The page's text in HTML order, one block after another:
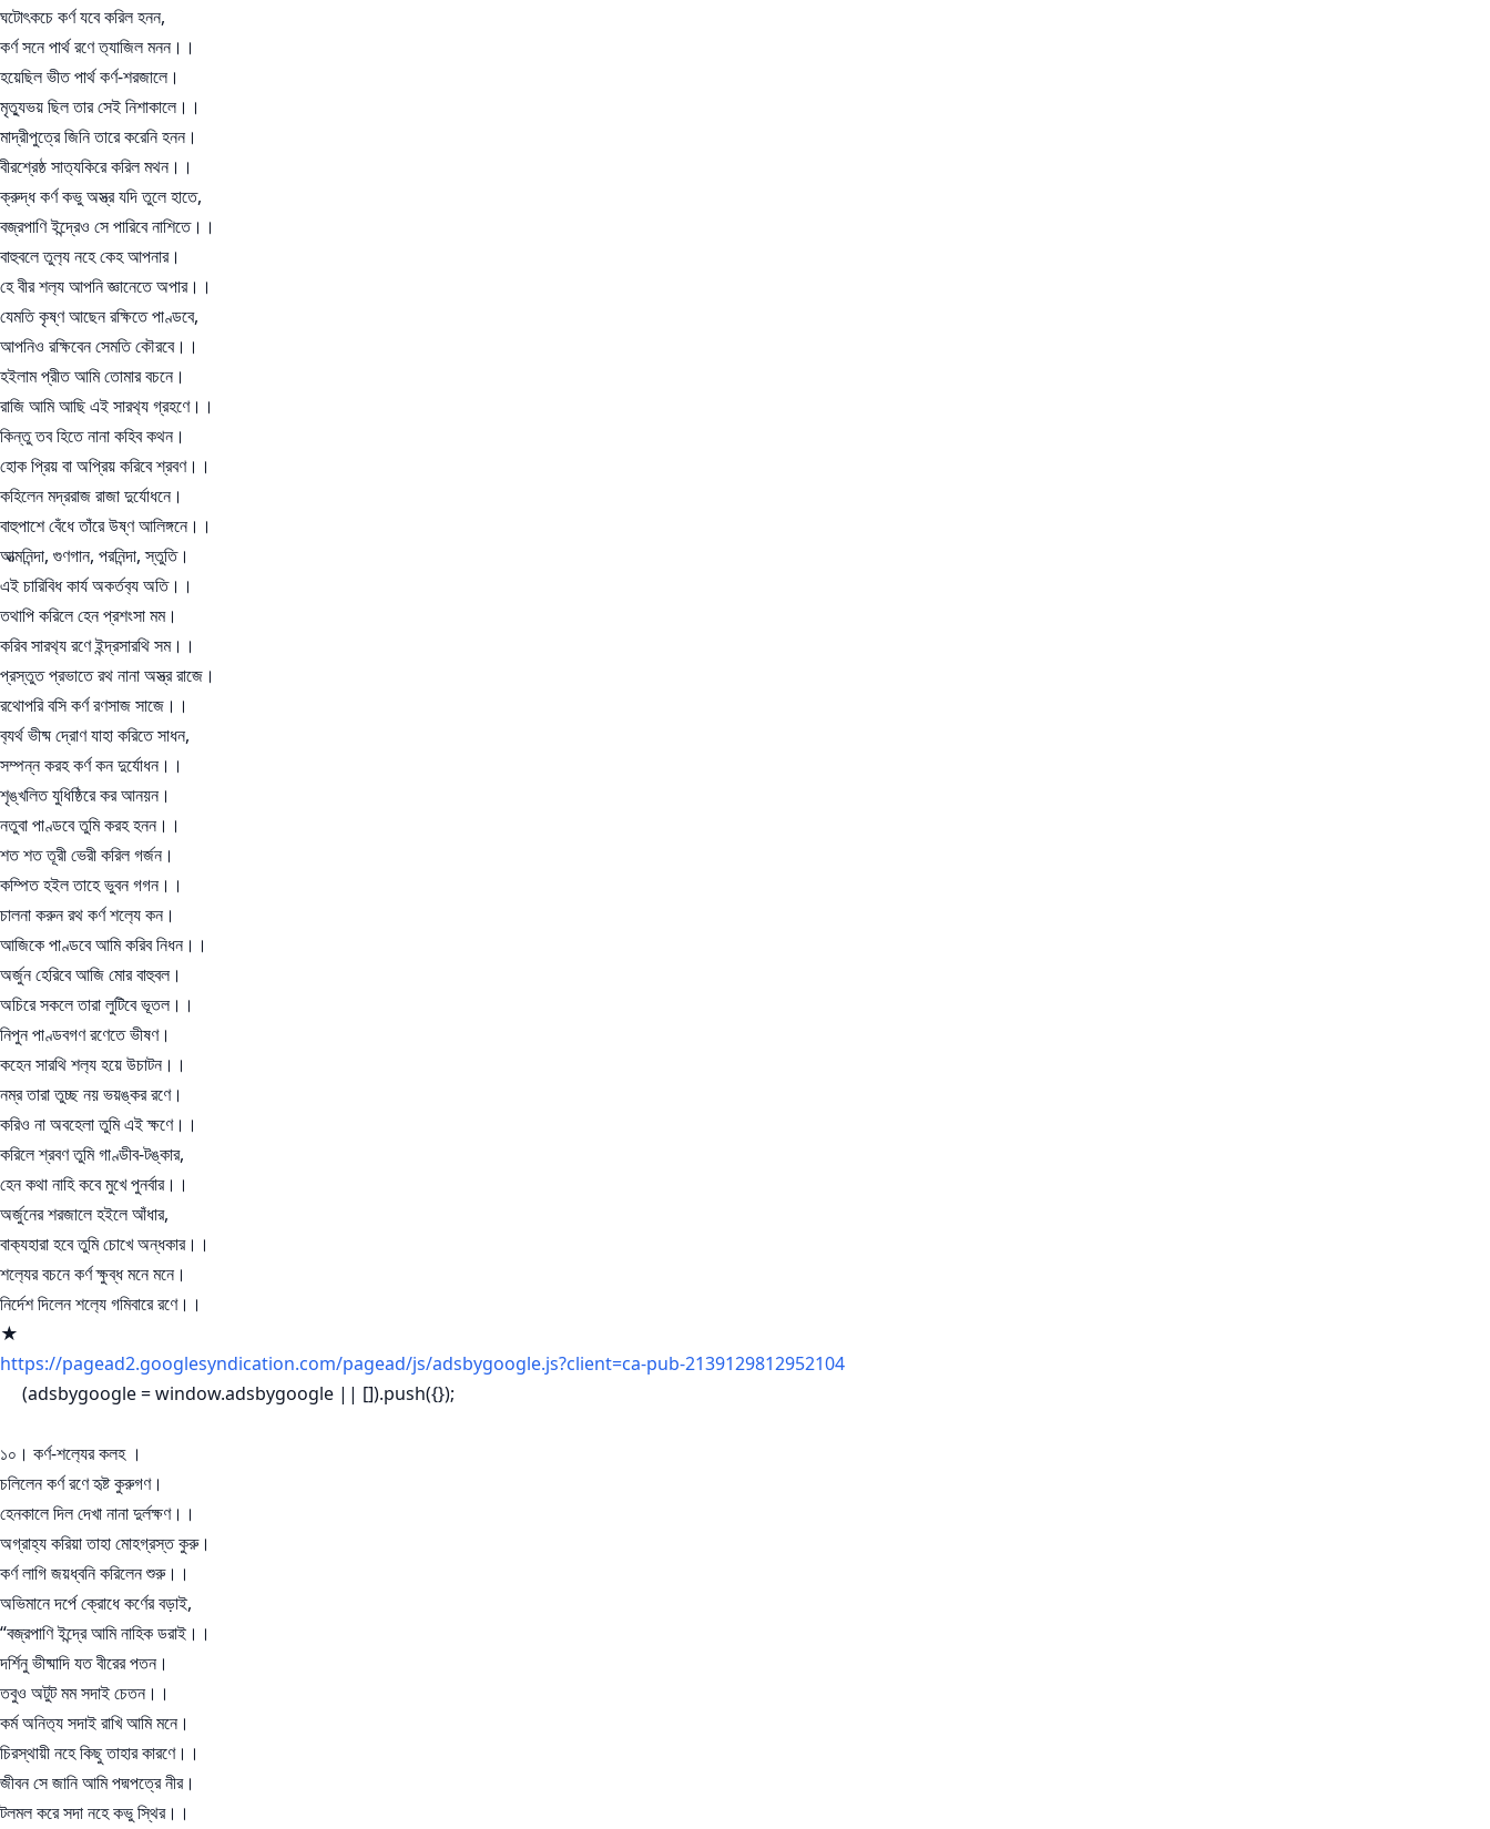
ঘটোৎকচে কর্ণ যবে করিল হনন,
কর্ণ সনে পার্থ রণে ত‍্যাজিল মনন।।
হয়েছিল ভীত পার্থ কর্ণ-শরজালে।
মৃত্যুভয় ছিল তার সেই নিশাকালে।।
মাদ্রীপুত্রে জিনি তারে করেনি হনন।
বীরশ্রেষ্ঠ সাত‍্যকিরে করিল মথন।।
ক্রুদ্ধ কর্ণ কভু অস্ত্র যদি তুলে হাতে,
বজ্রপাণি ইন্দ্রেও সে পারিবে নাশিতে।।
বাহুবলে তুল‍্য নহে কেহ আপনার।
হে বীর শল‍্য আপনি জ্ঞানেতে অপার।।
যেমতি কৃষ্ণ আছেন রক্ষিতে পাণ্ডবে,
আপনিও রক্ষিবেন সেমতি কৌরবে।।
হইলাম প্রীত আমি তোমার বচনে।
রাজি আমি আছি এই সারথ‍্য গ্রহণে।।
কিন্তু তব হিতে নানা কহিব কথন।
হোক প্রিয় বা অপ্রিয় করিবে শ্রবণ।।
কহিলেন মদ্ররাজ রাজা দুর্যোধনে।
বাহুপাশে বেঁধে তাঁরে উষ্ণ আলিঙ্গনে।।
আত্মনিন্দা, গুণগান, পরনিন্দা, স্তুতি।
এই চারিবিধ কার্য অকর্তব‍্য অতি।।
তথাপি করিলে হেন প্রশংসা মম।
করিব সারথ‍্য রণে ইন্দ্রসারথি সম।।
প্রস্তুত প্রভাতে রথ নানা অস্ত্র রাজে।
রথোপরি বসি কর্ণ রণসাজ সাজে।।
ব‍্যর্থ ভীষ্ম দ্রোণ যাহা করিতে সাধন,
সম্পন্ন করহ কর্ণ কন দুর্যোধন।।
শৃঙ্খলিত যুধিষ্ঠিরে কর আনয়ন।
নতুবা পাণ্ডবে তুমি করহ হনন।।
শত শত তূরী ভেরী করিল গর্জন।
কম্পিত হইল তাহে ভুবন গগন।।
চালনা করুন রথ কর্ণ শল‍্যে কন।
আজিকে পাণ্ডবে আমি করিব নিধন।।
অর্জুন হেরিবে আজি মোর বাহুবল।
অচিরে সকলে তারা লুটিবে ভূতল।।
নিপুন পাণ্ডবগণ রণেতে ভীষণ।
কহেন সারথি শল‍্য হয়ে উচাটন।।
নম্র তারা তুচ্ছ নয় ভয়ঙ্কর রণে।
করিও না অবহেলা তুমি এই ক্ষণে।।
করিলে শ্রবণ তুমি গাণ্ডীব-টঙ্কার,
হেন কথা নাহি কবে মুখে পুনর্বার।।
অর্জুনের শরজালে হইলে আঁধার,
বাক‍্যহারা হবে তুমি চোখে অন্ধকার।।
শল‍্যের বচনে কর্ণ ক্ষুব্ধ মনে মনে।
নির্দেশ দিলেন শল‍্যে গমিবারে রণে।।
★
https://pagead2.googlesyndication.com/pagead/js/adsbygoogle.js?client=ca-pub-2139129812952104
(adsbygoogle = window.adsbygoogle || []).push({});
১০। কর্ণ-শল‍্যের কলহ ।
চলিলেন কর্ণ রণে হৃষ্ট কুরুগণ।
হেনকালে দিল দেখা নানা দুর্লক্ষণ।।
অগ্রাহ্য করিয়া তাহা মোহগ্রস্ত কুরু।
কর্ণ লাগি জয়ধ্বনি করিলেন শুরু।।
অভিমানে দর্পে ক্রোধে কর্ণের বড়াই,
“বজ্রপাণি ইন্দ্রে আমি নাহিক ডরাই।।
দর্শিনু ভীষ্মাদি যত বীরের পতন।
তবুও অটুট মম সদাই চেতন।।
কর্ম অনিত‍্য সদাই রাখি আমি মনে।
চিরস্থায়ী নহে কিছু তাহার কারণে।।
জীবন সে জানি আমি পদ্মপত্রে নীর।
টলমল করে সদা নহে কভু স্থির।।